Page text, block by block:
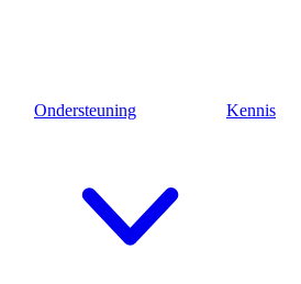
Ondersteuning Kennis